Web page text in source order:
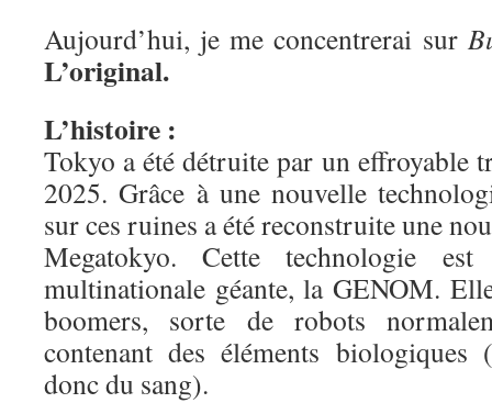
Aujourd’hui, je me concentrerai sur
L’original.
L’histoire :
Tokyo a été détruite par un effroyable
2025. Grâce à une nouvelle
sur ces ruines a été reconstruite une
Megatokyo. Cette technologie
multinationale géante, la GENOM.
boomers, sorte de robots
contenant des éléments biologiques
donc du sang).